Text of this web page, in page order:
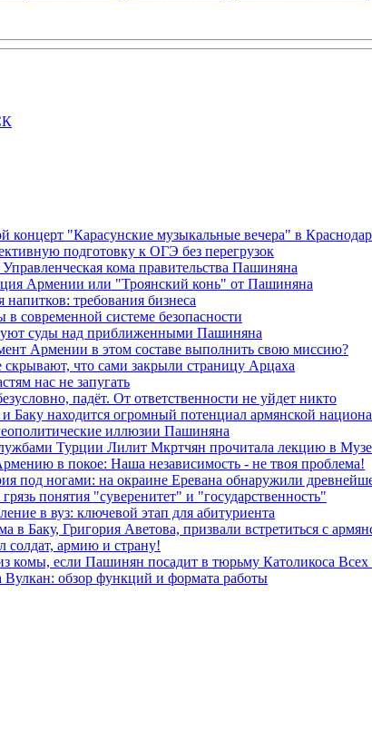
концерт "Карасунские музыкальные вечера" в
подготовку к ОГЭ без перегрузок
кома правительства Пашиняна
Армении или "Троянский конь" от Пашиняна
требования бизнеса
современной системе безопасности
суды над приближенными Пашиняна
Армении в этом составе выполнить свою миссию?
что сами закрыли страницу Арцаха
нас не запугать
падёт. От ответственности не уйдет никто
Баку находится огромный потенциал армянской
иллюзии Пашиняна
Турции Лилит Мкртчян прочитала лекцию в
в покое: Наша независимость - не твоя проблема!
под ногами: на окраине Еревана обнаружили
понятия "суверенитет" и "государственность"
в вуз: ключевой этап для абитуриента
в Баку, Григория Аветова, призвали встретиться с
солдат, армию и страну!
комы, если Пашинян посадит в тюрьму Католикоса
Вулкан: обзор функций и формата работы